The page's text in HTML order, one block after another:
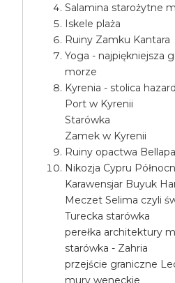
Salamina starożytne
Iskele plaża
Ruiny Zamku Kantara
Yoga - najpiękniejsza
morze
Kyrenia - stolica
Port w Kyrenii
Starówka
Zamek w Kyrenii
Ruiny opactwa
Nikozja Cypru
Karawensjar Buyuk
Meczet Selima czyli
Turecka starówka
perełka architektury
starówka - Zahria
przejście graniczne
mury weneckie